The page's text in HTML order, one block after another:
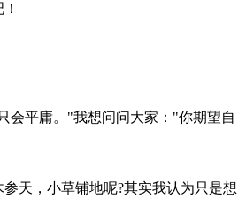
会平庸。"我想问问大家："你期望自
天，小草铺地呢?其实我认为只是想